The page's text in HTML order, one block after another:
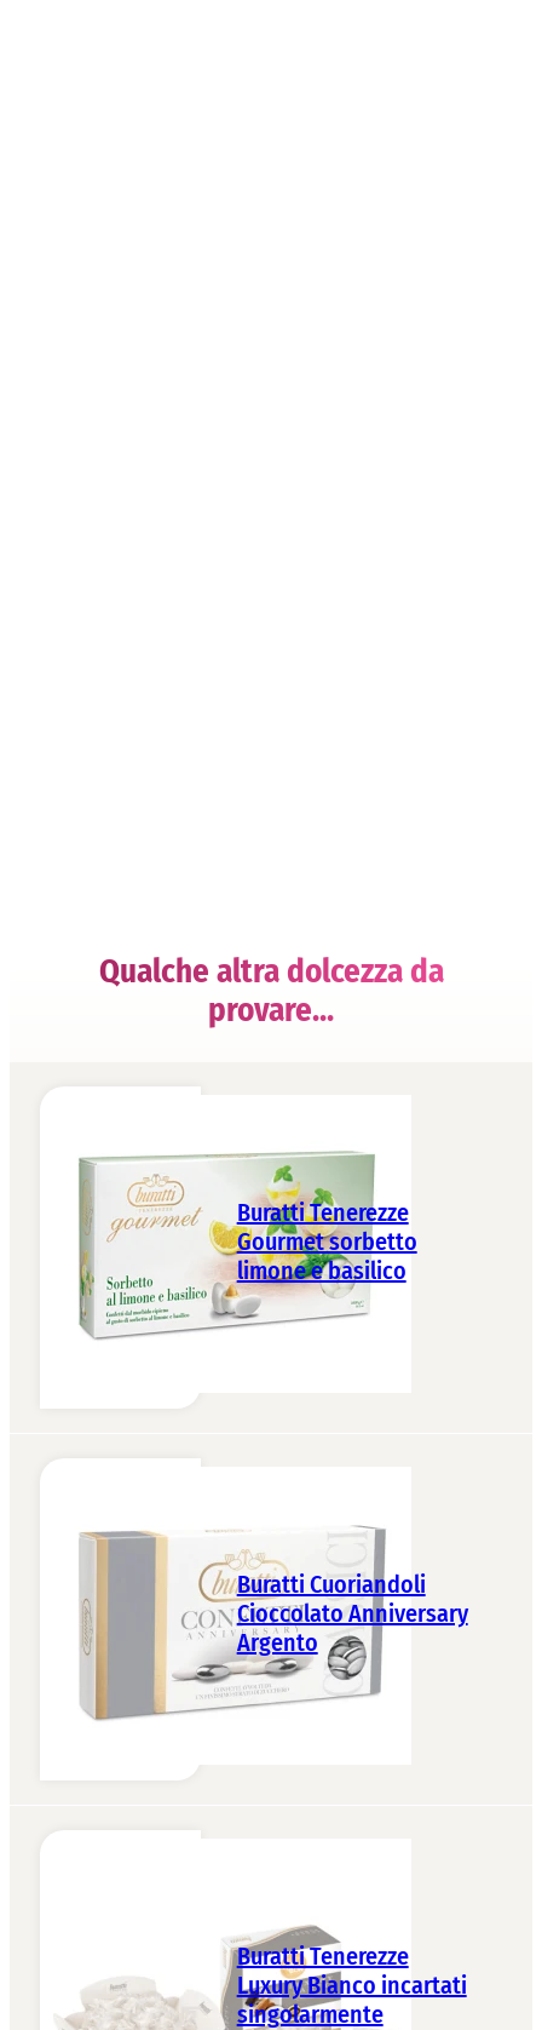
Qualche altra dolcezza da
provare...
Buratti Tenerezze
Gourmet sorbetto
limone e basilico
Buratti Cuoriandoli
Cioccolato Anniversary
Argento
Buratti Tenerezze
Luxury Bianco incartati
singolarmente